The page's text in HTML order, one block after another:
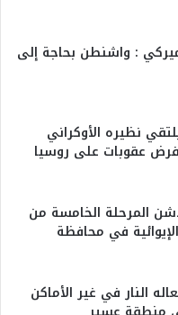
: واشنطن بحاجة إلى
نظيره الأوكراني
عقوبات على روسيا
المرحلة الخامسة من
في محافظة
النار في غير الأماكن